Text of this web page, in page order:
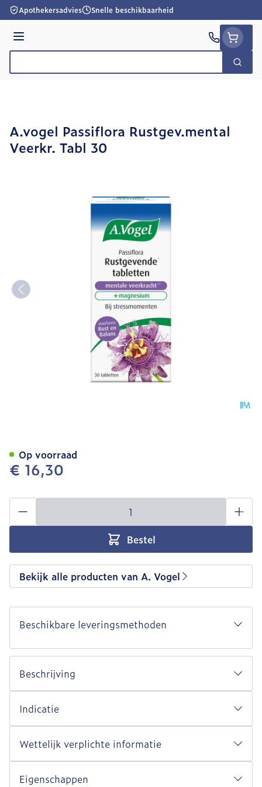
Ga naar de inhoud
Apothekersadvies Snelle beschikbaarheid
Menu
Zoek
A.vogel Passiflora Rustgev.mental
Veerkr. Tabl 30
€ 16,30
Aantal
Bestel
Op voorraad
Bekijk alle producten van A. Vogel
Beschikbare leveringsmethoden
Beschrijving
Indicatie
Wettelijk verplichte informatie
Eigenschappen